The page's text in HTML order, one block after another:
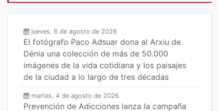
jueves, 6 de agosto de 2026
El fotógrafo Paco Adsuar dona al Arxiu de
Dénia una colección de más de 50.000
imágenes de la vida cotidiana y los paisajes
de la ciudad a lo largo de tres décadas
martes, 4 de agosto de 2026
Prevención de Adicciones lanza la campaña